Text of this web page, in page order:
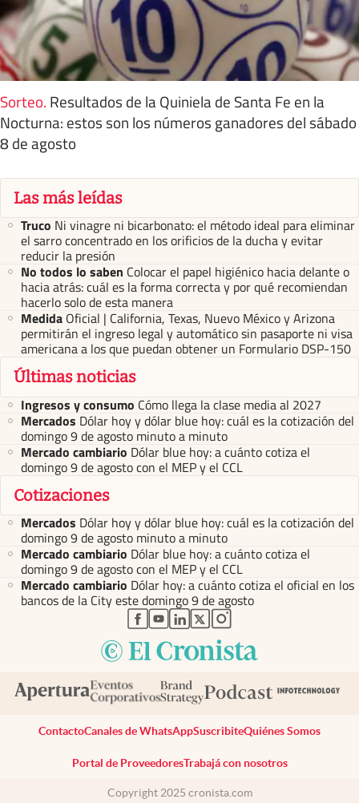
Sorteo. Resultados de la Quiniela de Santa Fe en la
Nocturna: estos son los números ganadores del sábado
8 de agosto
Las más leídas
Truco Ni vinagre ni bicarbonato: el método ideal para eliminar
el sarro concentrado en los orificios de la ducha y evitar
reducir la presión
No todos lo saben Colocar el papel higiénico hacia delante o
hacia atrás: cuál es la forma correcta y por qué recomiendan
hacerlo solo de esta manera
Medida Oficial | California, Texas, Nuevo México y Arizona
permitirán el ingreso legal y automático sin pasaporte ni visa
americana a los que puedan obtener un Formulario DSP-150
Últimas noticias
Ingresos y consumo Cómo llega la clase media al 2027
Mercados Dólar hoy y dólar blue hoy: cuál es la cotización del
domingo 9 de agosto minuto a minuto
Mercado cambiario Dólar blue hoy: a cuánto cotiza el
domingo 9 de agosto con el MEP y el CCL
Cotizaciones
Mercados Dólar hoy y dólar blue hoy: cuál es la cotización del
domingo 9 de agosto minuto a minuto
Mercado cambiario Dólar blue hoy: a cuánto cotiza el
domingo 9 de agosto con el MEP y el CCL
Mercado cambiario Dólar hoy: a cuánto cotiza el oficial en los
bancos de la City este domingo 9 de agosto
abre en nueva pestaña
abre en nueva pestaña
abre en nueva pestaña
abre en nueva pestaña
abre en nueva pestaña
ContactoCanales de WhatsAppSuscribiteQuiénes Somos
Portal de ProveedoresTrabajá con nosotros
Copyright 2025 cronista.com